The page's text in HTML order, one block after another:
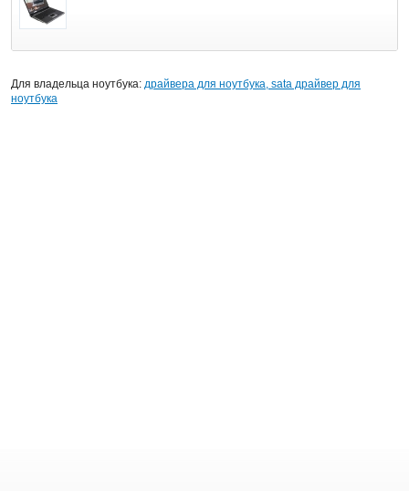
Для владельца ноутбука: драйвера для ноутбука, sata драйвер для
ноутбука